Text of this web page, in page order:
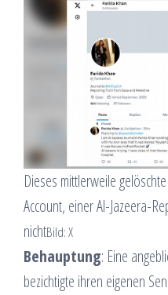
Dieses mittlerweile
Account, einer Al-Jazeera-
nichtBild: X
Behauptung: Eine
bezichtigte ihren eigenen